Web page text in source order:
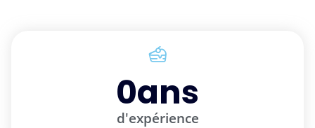
d'expérience
0ans